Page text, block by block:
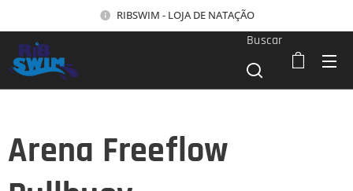
RIBSWIM - LOJA DE NATAÇÃO
Buscar
Arena Freeflow